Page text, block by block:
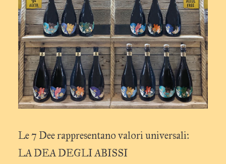
Le 7 Dee rappresentano valori universali:
LA DEA DEGLI ABISSI